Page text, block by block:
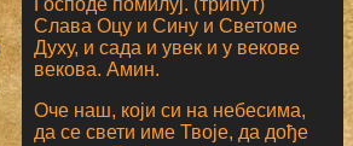
Господе помилуј. (трипут)
Слава Оцу и Сину и Светоме
Духу, и сада и увек и у векове
векова. Амин.
Оче наш, који си на небесима,
да се свети име Твоје, да дође